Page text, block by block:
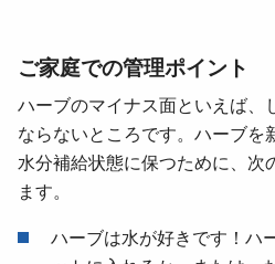
ご家庭での管理ポイント
ハーブのマイナス面といえば、
ならないところです。ハーブを
水分補給状態に保つために、次
ます。
ハーブは水が好きです！ハ